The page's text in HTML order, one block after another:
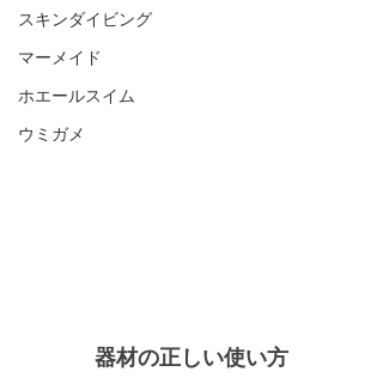
スキンダイビング
マーメイド
ホエールスイム
ウミガメ
器材の正しい使い方